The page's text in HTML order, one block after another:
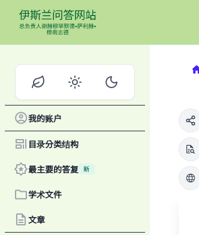
我的账户
目录分类结构
最主要的答复 新
学术文件
文章